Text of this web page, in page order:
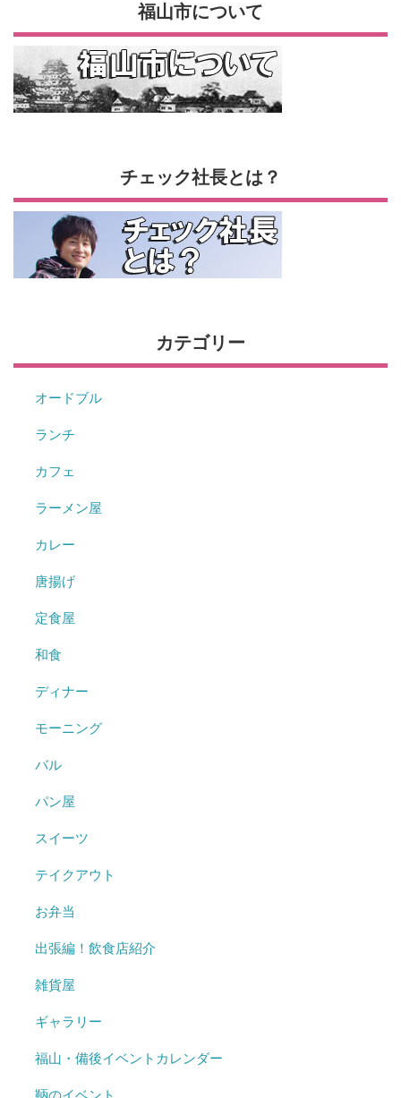
福山市について
チェック社長とは？
カテゴリー
オードブル
ランチ
カフェ
ラーメン屋
カレー
唐揚げ
定食屋
和食
ディナー
モーニング
バル
パン屋
スイーツ
テイクアウト
お弁当
出張編！飲食店紹介
雑貨屋
ギャラリー
福山・備後イベントカレンダー
鞆のイベント